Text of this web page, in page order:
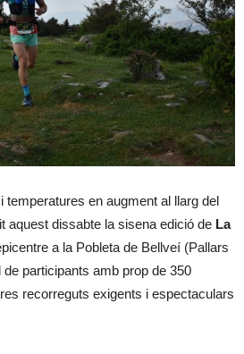
temperatures en augment al llarg del
aquest dissabte la sisena edició de La
a la Pobleta de Bellveí (Pallars
participants amb prop de 350
recorreguts exigents i espectaculars